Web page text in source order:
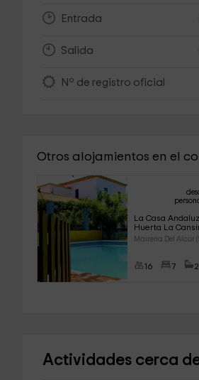
Entrada
Salida
Nº de registro oficial
Otros alojamientos en el
La Casa
Huerta La
Mairena Del Alcor
16 7 2
Actividades cerca